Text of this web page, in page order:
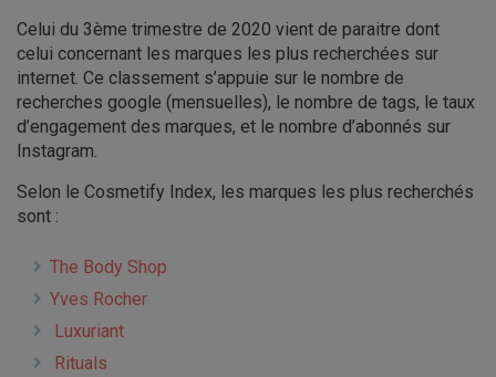
Celui du 3ème trimestre de 2020 vient de paraitre dont
celui concernant les marques les plus recherchées sur
internet. Ce classement s’appuie sur le nombre de
recherches google (mensuelles), le nombre de tags, le taux
d’engagement des marques, et le nombre d’abonnés sur
Instagram.
Selon le Cosmetify Index, les marques les plus recherchés
sont :
The Body Shop
Yves Rocher
Luxuriant
Rituals